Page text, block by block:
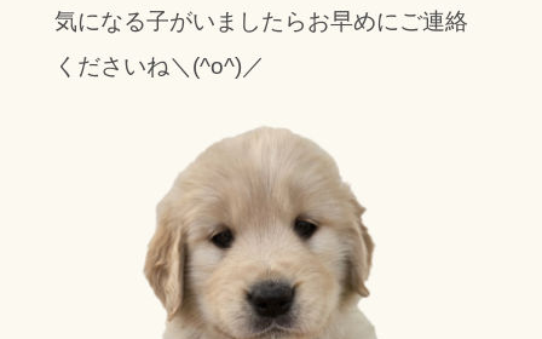
気になる子がいましたらお早めにご連絡
くださいね＼(^o^)／